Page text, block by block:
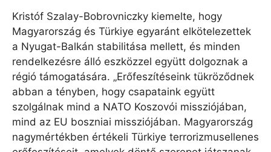
Kristóf Szalay-Bobrovniczky kiemelte, hogy
Magyarország és Türkiye egyaránt elkötelezettek
a Nyugat-Balkán stabilitása mellett, és minden
rendelkezésre álló eszközzel együtt dolgoznak a
régió támogatására. „Erőfeszítéseink tükröződnek
abban a tényben, hogy csapataink együtt
szolgálnak mind a NATO Koszovói missziójában,
mind az EU boszniai missziójában. Magyarország
nagymértékben értékeli Türkiye terrorizmusellenes